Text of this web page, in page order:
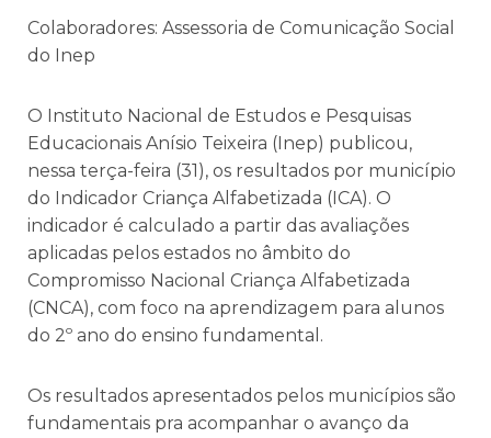
Colaboradores: Assessoria de Comunicação Social
do Inep
O Instituto Nacional de Estudos e Pesquisas
Educacionais Anísio Teixeira (Inep) publicou,
nessa terça-feira (31), os resultados por município
do Indicador Criança Alfabetizada (ICA). O
indicador é calculado a partir das avaliações
aplicadas pelos estados no âmbito do
Compromisso Nacional Criança Alfabetizada
(CNCA), com foco na aprendizagem para alunos
do 2º ano do ensino fundamental.
Os resultados apresentados pelos municípios são
fundamentais pra acompanhar o avanço da